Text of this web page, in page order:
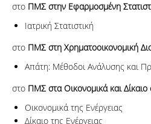
στο ΠΜΣ στην Εφαρμοσμένη
Ιατρική Στατιστική
στο ΠΜΣ στη Χρηματοοικονομική
Απάτη: Μέθοδοι Ανάλυσης και
στο ΠΜΣ στα Οικονομικά και Δίκαιο
Οικονομικά της Ενέργειας
Δίκαιο της Ενέργειας